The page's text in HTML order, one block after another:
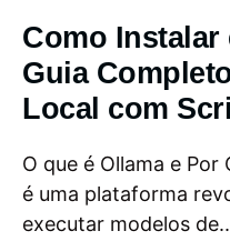
Como Instalar
Guia
Local com
O que é Ollama e Por
é uma plataforma
executar modelos